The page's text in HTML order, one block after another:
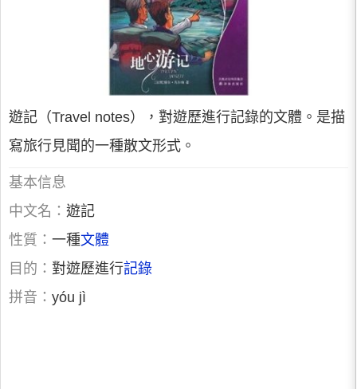
遊記（Travel notes），對遊歷進行記錄的文體。是描
寫旅行見聞的一種散文形式。
基本信息
中文名： 遊記
性質： 一種文體
目的： 對遊歷進行記錄
拼音： yóu jì